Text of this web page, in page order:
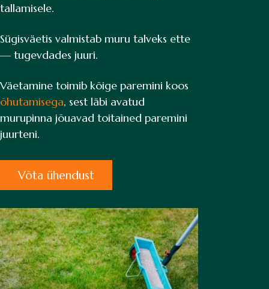
tallamisele.
Sügisväetis valmistab muru talveks ette
— tugevdades juuri.
Väetamine toimib kõige paremini koos
õhutamisega, sest läbi avatud
murupinna jõuavad toitained paremini
juurteni.
Võta ühendust